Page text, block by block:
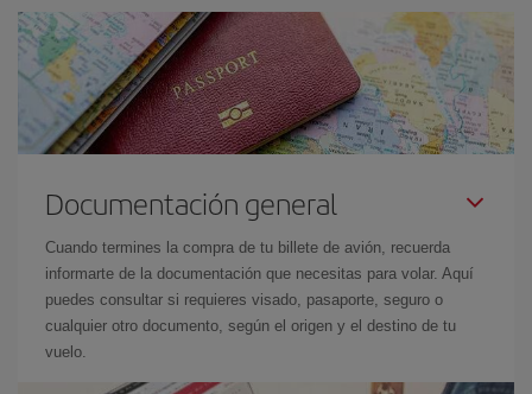
Documentación general
Cuando termines la compra de tu billete de avión, recuerda
informarte de la documentación que necesitas para volar. Aquí
puedes consultar si requieres visado, pasaporte, seguro o
cualquier otro documento, según el origen y el destino de tu
vuelo.